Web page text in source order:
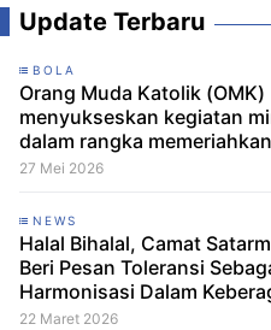
Update Terbaru
BOLA
Orang Muda Katolik (OMK)
menyukseskan kegiatan
dalam rangka
pentekosta
27 Mei 2026
NEWS
Halal Bihalal, Camat Satarmese Barat
Beri Pesan Toleransi
Harmonisasi Dalam
Seni Hidup Sejati
22 Maret 2026